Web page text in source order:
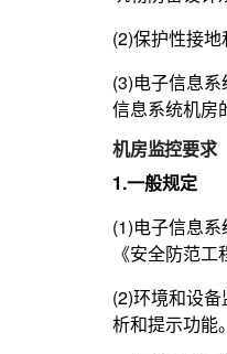
(2)保护性接
(3)电子信息
信息系统机房
机房监控要求
1.一般规定
(1)电子信息
《安全防范
(2)环境和设
析和提示功能。